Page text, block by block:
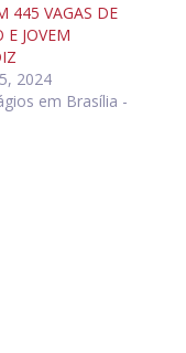
445 VAGAS DE
E JOVEM
2024
em Brasília -